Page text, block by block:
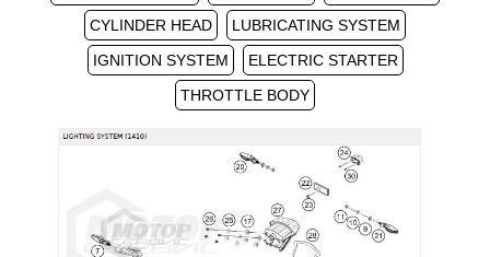
CYLINDER HEAD
LUBRICATING SYSTEM
IGNITION SYSTEM
ELECTRIC STARTER
THROTTLE BODY